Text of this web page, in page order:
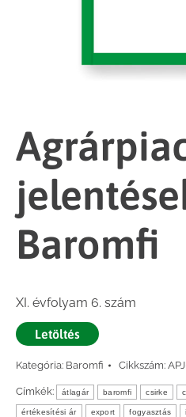
Baromfi
XI. évfolyam 6. szám
Letöltés
Kategória: Baromfi Cikkszám:
Címkék: átlagár baromfi csirke
értékesítési ár export fogyasztás